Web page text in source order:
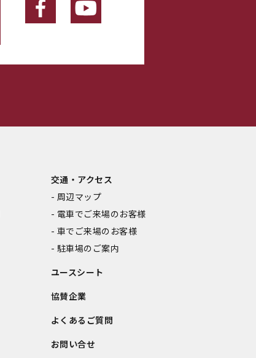
交通・アクセス
周辺マップ
電車でご来場のお客様
車でご来場のお客様
駐車場のご案内
ユースシート
協賛企業
よくあるご質問
お問い合せ